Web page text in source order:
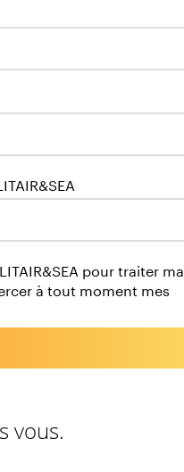
pour traiter ma
à tout moment mes
vous.